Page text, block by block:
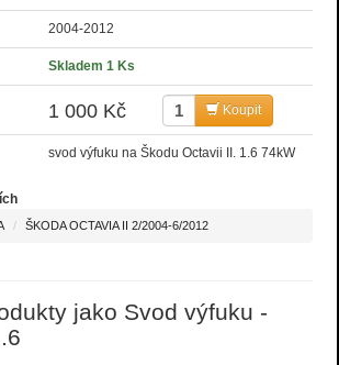
2004-2012
Skladem 1 Ks
1 000 Kč Koupit
svod výfuku na Škodu Octavii II. 1.6 74kW
ŠKODA OCTAVIA II 2/2004-6/2012
jako Svod výfuku -